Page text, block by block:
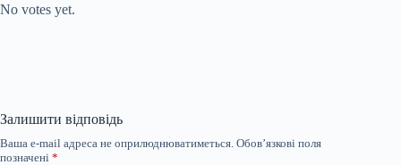
No votes yet.
Залишити відповідь
Ваша e-mail адреса не оприлюднюватиметься. Обов’язкові поля
позначені *